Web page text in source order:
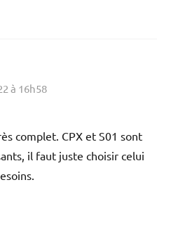
à 16h58
complet. CPX et S01 sont
il faut juste choisir celui